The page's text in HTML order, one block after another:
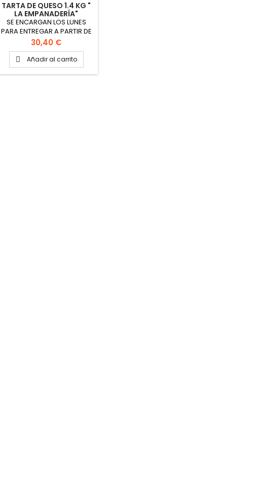
TARTA DE QUESO 1.4 KG "
LA EMPANADERÍA"
(PRODUCTO POR
ENCARGO)
SE ENCARGAN LOS LUNES
PARA ENTREGAR A PARTIR DE
LOS JUEVES Formato
redondo Peso 1.4 kg
Diámetro 26cm
INGREDIENTES: Queso
philadelphia, azúcar,
Precio
30,40 €
 Añadir al carrito